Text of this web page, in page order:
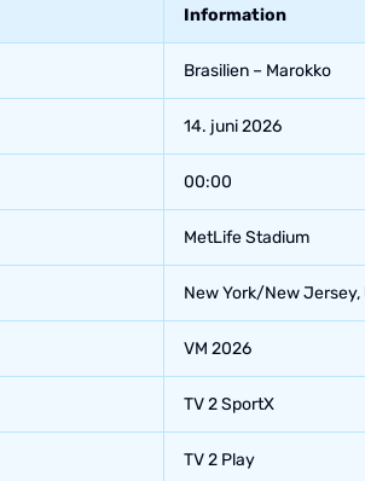
Information
Brasilien – Marokko
14. juni 2026
00:00
MetLife Stadium
New York/New Jersey,
VM 2026
TV 2 SportX
TV 2 Play